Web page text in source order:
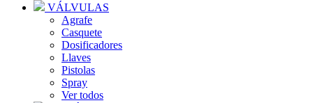
VÁLVULAS
Agrafe
Casquete
Dosificadores
Llaves
Pistolas
Spray
Ver todos